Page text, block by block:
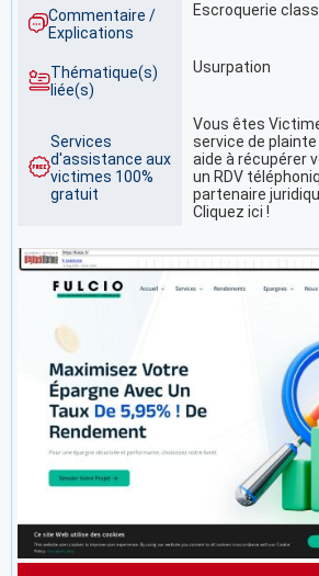
Commentaire /
Explications
Escroquerie
Thématique(s)
liée(s)
Usurpation
Services
d'assistance aux
victimes 100%
gratuit
Vous êtes
service de
aide à récupérer
un RDV
partenaire
Cliquez ici !